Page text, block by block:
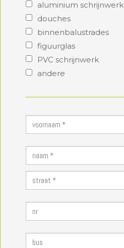
aluminium schrijnwerk
douches
binnenbalustrades
figuurglas
PVC schrijnwerk
andere